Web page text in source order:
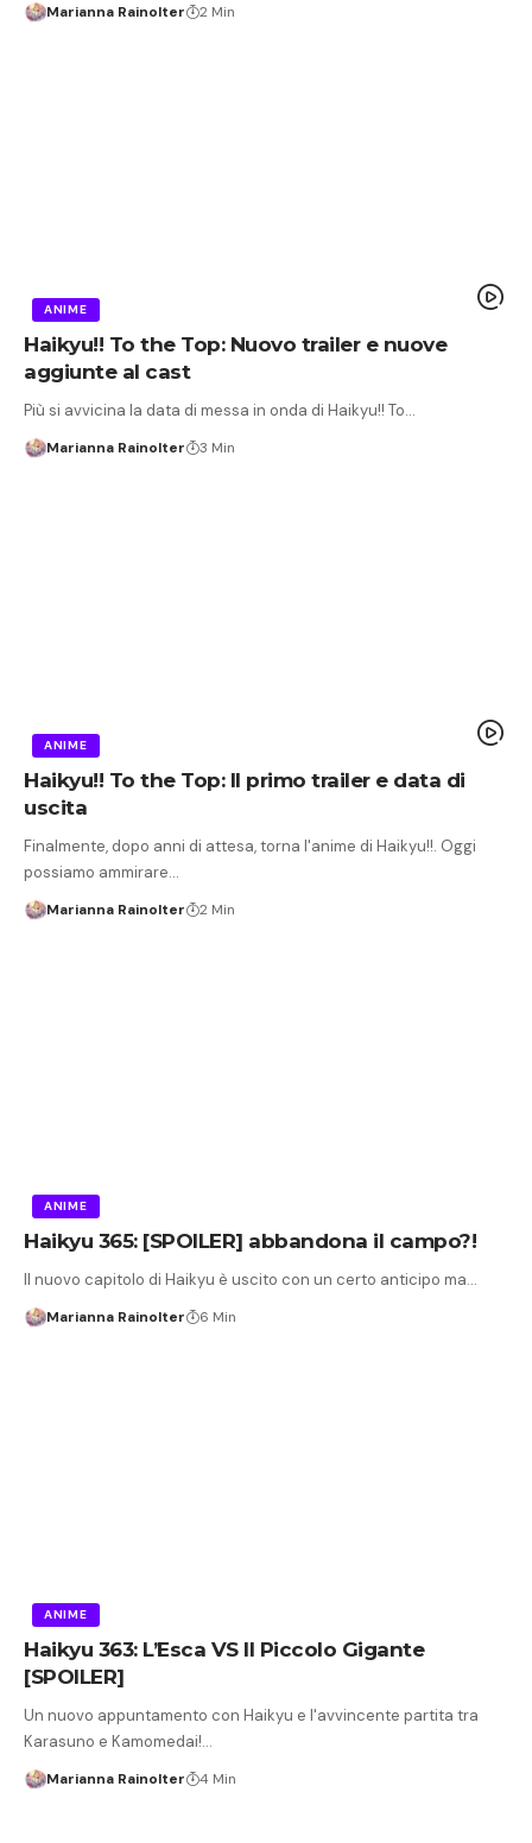
Marianna Rainolter 2 Min
ANIME
Haikyu!! To the Top: Nuovo trailer e nuove
aggiunte al cast
Più si avvicina la data di messa in onda di Haikyu!! To…
Marianna Rainolter 3 Min
ANIME
Haikyu!! To the Top: Il primo trailer e data di
uscita
Finalmente, dopo anni di attesa, torna l'anime di Haikyu!!. Oggi
possiamo ammirare…
Marianna Rainolter 2 Min
ANIME
Haikyu 365: [SPOILER] abbandona il campo?!
Il nuovo capitolo di Haikyu è uscito con un certo anticipo ma…
Marianna Rainolter 6 Min
ANIME
Haikyu 363: L’Esca VS Il Piccolo Gigante
[SPOILER]
Un nuovo appuntamento con Haikyu e l'avvincente partita tra
Karasuno e Kamomedai!…
Marianna Rainolter 4 Min